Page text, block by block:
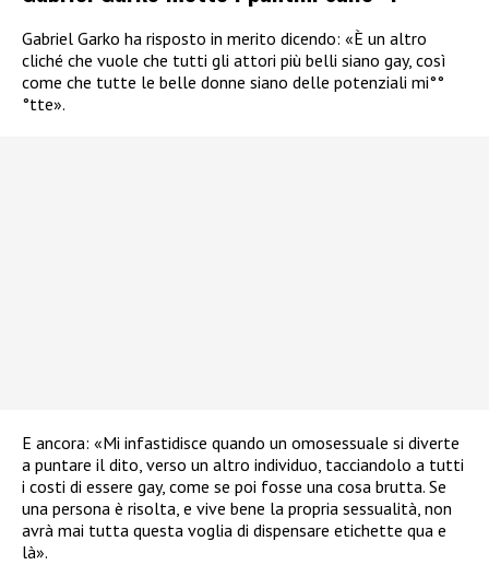
Gabriel Garko ha risposto in merito dicendo: «È un altro
cliché che vuole che tutti gli attori più belli siano gay, così
come che tutte le belle donne siano delle potenziali mi°°
°tte».
E ancora: «Mi infastidisce quando un omosessuale si diverte
a puntare il dito, verso un altro individuo, tacciandolo a tutti
i costi di essere gay, come se poi fosse una cosa brutta. Se
una persona è risolta, e vive bene la propria sessualità, non
avrà mai tutta questa voglia di dispensare etichette qua e
là».